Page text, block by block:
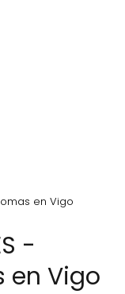
en Vigo
en Vigo